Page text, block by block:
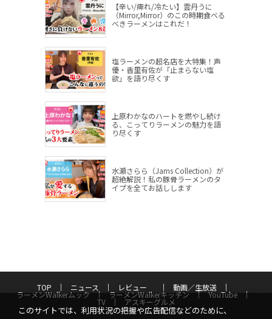
【辛い/痺れ/冷たい】雲丹うに
（Mirror,Mirror）のこの時期食べる
べきラーメンはこれだ！
塩ラーメンの超名店を大特集！声
優・香里有佐が「止まらない塩
欲」を語り尽くす
上原わかなのハートを燃やし続け
る、こってりラーメンの魅力を語
り尽くす
水瀬さらら（Jams Collection）が
超絶解説！私の豚骨ラーメンのタ
イプを全てお話しします
TOP ニュース レビュー 動画／生放送
ラーメンWalkerムック ラーメンWalkerキッチン YouTube
TV アスキーグルメ
このサイトでは、利用状況の把握や広告配信などのために、